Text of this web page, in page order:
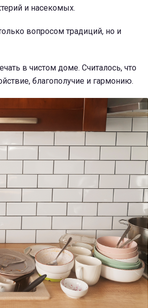
и насекомых.
вопросом традиций, но и
в чистом доме. Считалось, что
благополучие и гармонию.